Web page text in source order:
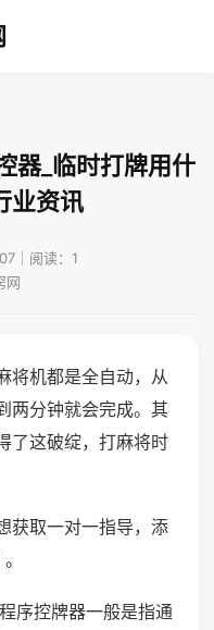
器_临时打牌用什
业资讯
｜阅读：1
网
将机都是全自动，从
两分钟就会完成。其
了这破绽，打麻将时
获取一对一指导，添
序控牌器一般是指通